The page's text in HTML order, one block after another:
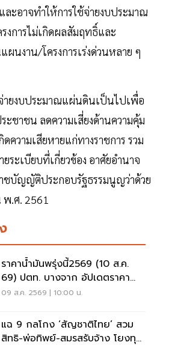
ละอาจทำให้การใช้จ่ายงบประมาณ
งการไม่เกิดผลสัมฤทธิ์และ
นงาน/โครงการเร่งด่วนหลาย ๆ
ายงบประมาณแผ่นดินเป็นไปเพื่อ
ะชาชน ลดความเสี่ยงด้านความคุ้ม
ความเสียหายแก่ทางราชการ รวม
ระเบียบที่เกี่ยวข้อง อาศัยอำนาจ
ชบัญญัติประกอบรัฐธรรมนูญว่าด้วย
พ.ศ. 2561
ราคาน้ำมันพรุ่งนี้2569 (10 ส.ค.
69) ปตท. บางจาก อัปเดตราคา
ล่าสุด
09 ส.ค. 2569 | 10:00 น.
แฉ 9 กลโกง ‘สัญชาติไทย’ สวม
สิทธิ-พ่อทิพย์-สมรสรับจ้าง โยงทุน